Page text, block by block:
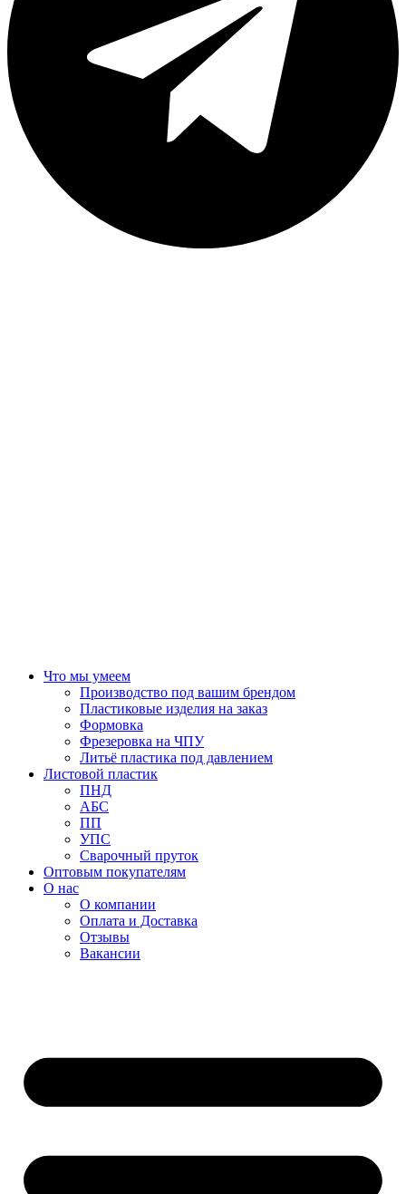
Что мы умеем
Производство под вашим брендом
Пластиковые изделия на заказ
Формовка
Фрезеровка на ЧПУ
Литьё пластика под давлением
Листовой пластик
ПНД
АБС
ПП
УПС
Сварочный пруток
Оптовым покупателям
О нас
О компании
Оплата и Доставка
Отзывы
Вакансии